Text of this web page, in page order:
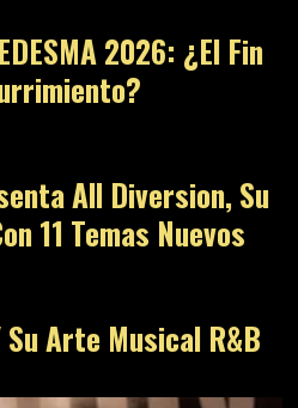
2026: ¿El Fin
All Diversion, Su
11 Temas Nuevos
Arte Musical R&B